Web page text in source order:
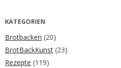
KATEGORIEN
Brotbacken (20)
BrotBackKunst (23)
Rezepte (119)